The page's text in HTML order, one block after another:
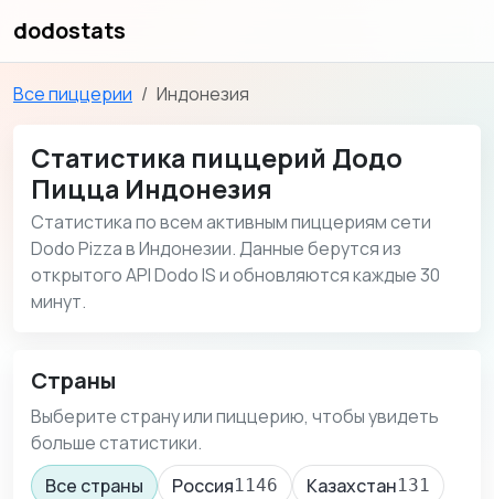
dodostats
Все пиццерии Индонезия
Статистика пиццерий Додо
Пицца Индонезия
Статистика по всем активным пиццериям сети
Dodo Pizza в Индонезии. Данные берутся из
открытого API Dodo IS и обновляются каждые 30
минут.
Страны
Выберите страну или пиццерию, чтобы увидеть
больше статистики.
Все страны
Россия1146 Казахстан131